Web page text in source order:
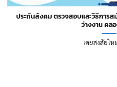
ประกันสังคม ตรวจสอบและวิธีการ
ว่างงาน คล
เคยสงสัยไห